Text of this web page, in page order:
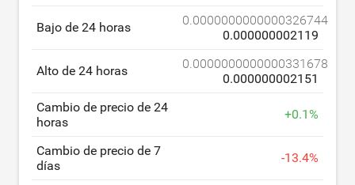
Bajo de 24 horas
0.0000000000000326744
0.000000002119
Alto de 24 horas
0.0000000000000331678
0.000000002151
Cambio de precio de 24
horas
+0.1%
Cambio de precio de 7
días
-13.4%